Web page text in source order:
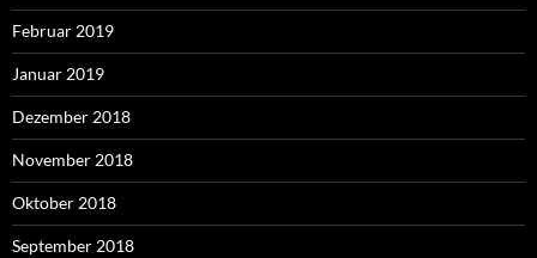
Februar 2019
Januar 2019
Dezember 2018
November 2018
Oktober 2018
September 2018